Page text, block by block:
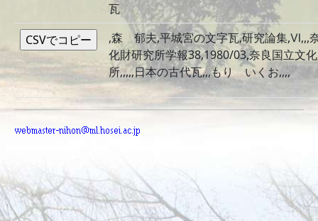
瓦
,森 郁夫,平城宮の文字瓦,研究論集,Ⅵ,,,
化財研究所学報38,1980/03,奈良国立文
所,,,,,日本の古代瓦,,,もり いくお,,,,